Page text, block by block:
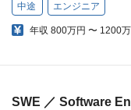
中途 エンジニア
年収 800万円 〜 1200
SWE ／ Software